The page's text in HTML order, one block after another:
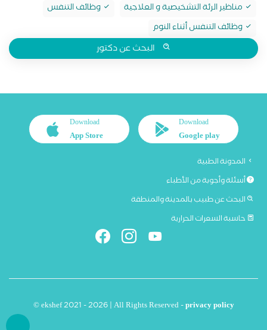
مناظير الرئة التشخيصية و العلاجية
وظائف التنفس
وظائف التنفس أثناء النوم
البحث عن دكتور
Download
Google play
Download
App Store
المدونة الطبية
أسئلة وأجوبة من الأطباء
البحث عن طبيب بالمدينة والمنطقة
حاسبة السعرات الحرارية
© ekshef 2021 - 2026 | All Rights Reserved -privacy policy